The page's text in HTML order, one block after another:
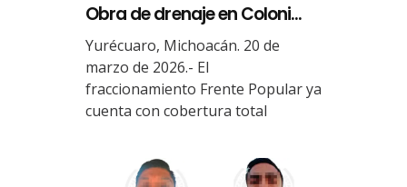
Obra de drenaje en Coloni...
Yurécuaro, Michoacán. 20 de
marzo de 2026.- El
fraccionamiento Frente Popular ya
cuenta con cobertura total